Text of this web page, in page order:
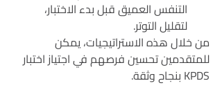
التنفس العميق قبل بدء الاختبار،
لتقليل التوتر.
من خلال هذه الاستراتيجيات، يمكن
للمتقدمين تحسين فرصهم في اجتياز اختبار
KPDS بنجاح وثقة.